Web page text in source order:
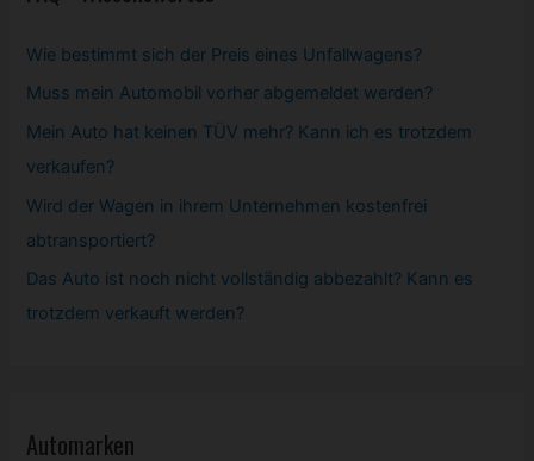
Wie bestimmt sich der Preis eines Unfallwagens?
Muss mein Automobil vorher abgemeldet werden?
Mein Auto hat keinen TÜV mehr? Kann ich es trotzdem
verkaufen?
Wird der Wagen in ihrem Unternehmen kostenfrei
abtransportiert?
Das Auto ist noch nicht vollständig abbezahlt? Kann es
trotzdem verkauft werden?
Automarken